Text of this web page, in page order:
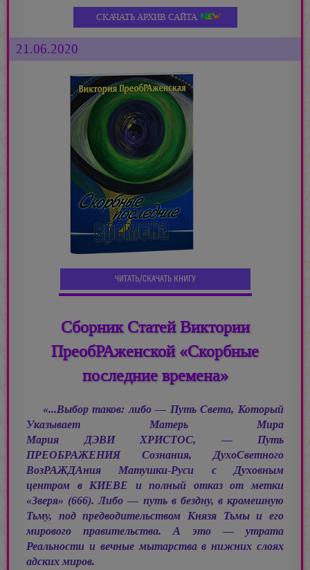
СКАЧАТЬ АРХИВ САЙТА
21.06.2020
ЧИТАТЬ/СКАЧАТЬ КНИГУ
Сборник Статей Виктории
ПреобРАженской «Скорбные
последние времена»
«...Выбор таков: либо — Путь Света, Который
Указывает Матерь Мира
Мария ДЭВИ ХРИСТОС, —Путь
ПРЕОБРАЖЕНИЯ Сознания, ДухоСветного
ВозРАЖДАния Матушки-Руси с Духовным
центром в КИЕВЕ и полный отказ от метки
«Зверя» (666). Либо — путь в бездну, в кромешную
Тьму, под предводительством Князя Тьмы и его
мирового правительства. А это — утрата
Реальности и вечные мытарства в нижних слоях
адских миров.